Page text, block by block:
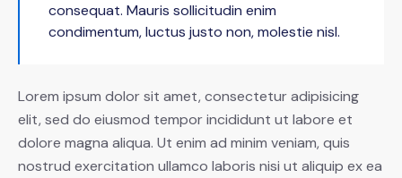
consequat. Mauris sollicitudin enim
condimentum, luctus justo non, molestie nisl.
Lorem ipsum dolor sit amet, consectetur adipisicing
elit, sed do eiusmod tempor incididunt ut labore et
dolore magna aliqua. Ut enim ad minim veniam, quis
nostrud exercitation ullamco laboris nisi ut aliquip ex ea